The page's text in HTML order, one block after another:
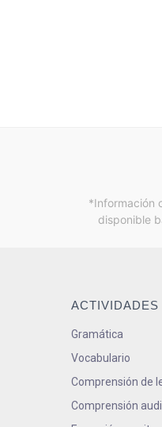
*Información
disponible
ACTIVIDADES
Gramática
Vocabulario
Comprensión de
Comprensión